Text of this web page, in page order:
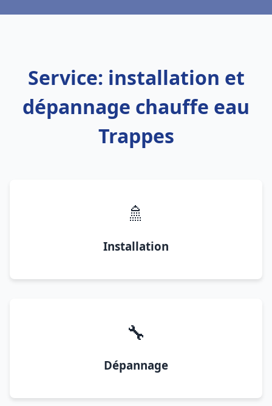
Service: installation et
dépannage chauffe eau
Trappes
🚿
Installation
🔧
Dépannage